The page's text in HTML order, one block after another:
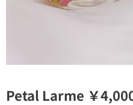
Petal Larme ￥